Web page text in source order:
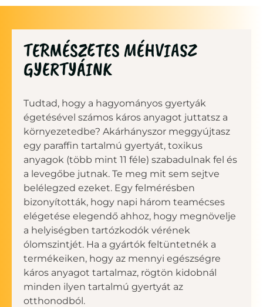
TERMÉSZETES MÉHVIASZ
GYERTYÁINK
Tudtad, hogy a hagyományos gyertyák
égetésével számos káros anyagot juttatsz a
környezetedbe? Akárhányszor meggyújtasz
egy paraffin tartalmú gyertyát, toxikus
anyagok (több mint 11 féle) szabadulnak fel és
a levegőbe jutnak. Te meg mit sem sejtve
belélegzed ezeket. Egy felmérésben
bizonyították, hogy napi három teamécses
elégetése elegendő ahhoz, hogy megnövelje
a helyiségben tartózkodók vérének
ólomszintjét. Ha a gyártók feltüntetnék a
termékeiken, hogy az mennyi egészségre
káros anyagot tartalmaz, rögtön kidobnál
minden ilyen tartalmú gyertyát az
otthonodból.